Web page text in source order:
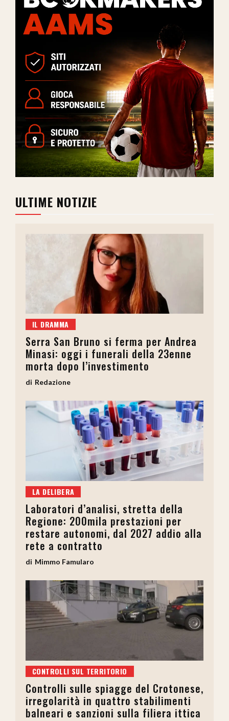
ULTIME NOTIZIE
IL DRAMMA
Serra San Bruno si ferma per Andrea
Minasi: oggi i funerali della 23enne
morta dopo l’investimento
Redazione
LA DELIBERA
Laboratori d’analisi, stretta della
Regione: 200mila prestazioni per
restare autonomi, dal 2027 addio alla
rete a contratto
Mimmo Famularo
CONTROLLI SUL TERRITORIO
Controlli sulle spiagge del Crotonese,
irregolarità in quattro stabilimenti
balneari e sanzioni sulla filiera ittica